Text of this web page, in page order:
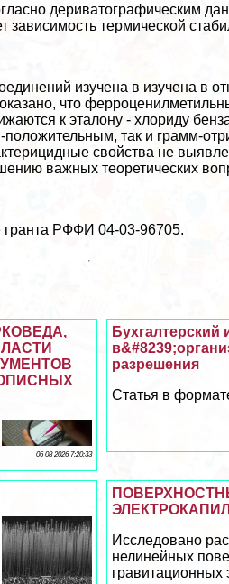
дериватографическим
зависимость термической
изучена в изучена в
что
к эталону - хлориду
положительным, так и грамм-
свойства не
важных теоретических
РФФИ 04-03-96705.
Бухгалтерский
разрешения
Статья в
06 08 2026 7:20:33
Исследовано
нелинейных
гравитационных